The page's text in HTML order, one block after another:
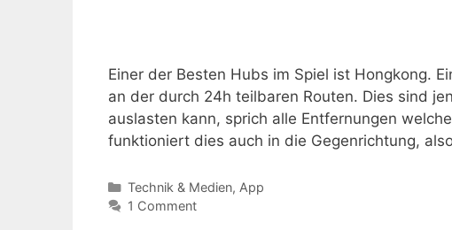
Einer der Besten Hubs im Spiel ist Hongkong.
an der durch 24h teilbaren Routen. Dies sind
auslasten kann, sprich alle Entfernungen
funktioniert dies auch in die Gegenrichtung,
Kategorien
Technik & Medien, App
1 Comment